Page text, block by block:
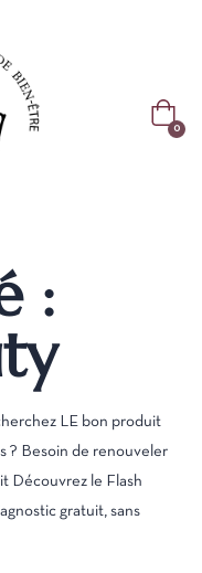
0
:
LE bon produit
? Besoin de renouveler
Découvrez le Flash
gratuit, sans